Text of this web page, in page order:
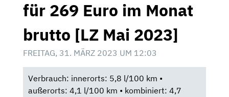
für 269 Euro im Monat
brutto [LZ Mai 2023]
FREITAG, 31. MÄRZ 2023 UM 12:03
Verbrauch: innerorts: 5,8 l/100 km •
außerorts: 4,1 l/100 km • kombiniert: 4,7